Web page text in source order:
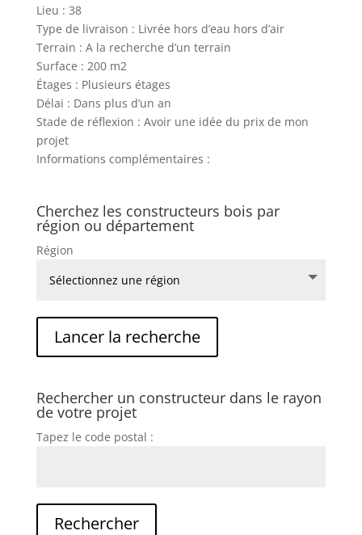
Lieu : 38
Type de livraison : Livrée hors d’eau hors d’air
Terrain : A la recherche d’un terrain
Surface : 200 m2
Étages : Plusieurs étages
Délai : Dans plus d’un an
Stade de réflexion : Avoir une idée du prix de mon
projet
Informations complémentaires :
Cherchez les constructeurs bois par
région ou département
Région
Rechercher un constructeur dans le rayon
de votre projet
Tapez le code postal :